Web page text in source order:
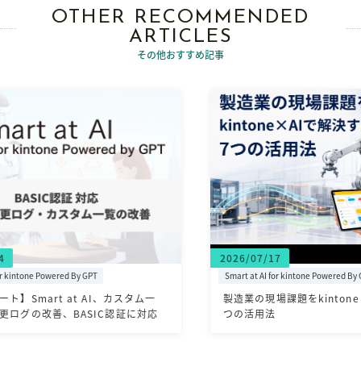
OTHER RECOMMENDED
ARTICLES
その他おすすめ記事
2026/07/17
Smart at AI for kintone Powered By GPT
製造業の現場課題をkintone×AIで解決する7
つの活用法